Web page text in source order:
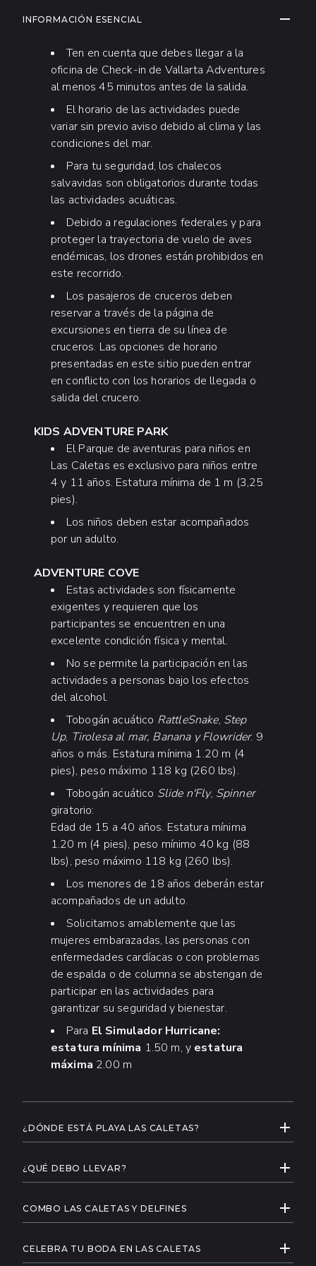
padres o tutor. Sujeto a disponibilidad.
APRENDE A BUCEAR
Descubre el buceo en Las Caletas
por PADI. Disfruta de una inmersión
introductoria en las cálidas aguas de Las
Caletas, perfecta para quienes desean ver el
mundo submarino por primera vez.
Por solo $49 USD -Contáctanoso
llámanos al322-226-8413
Si quieres sentirte más cómodo bajo el agua,
prueba primero unasesión de alberca PADI
para aprender los conceptos básicos en el
entorno controlado de la alberca.
Edad mínima: 10 años
actividades reservando con anticipación en
Check-in, durante el recorrido en barco o a
través de nuestro Concierge en Las Caletas.
*Todas las actividades están sujetas a
disponibilidad y condiciones climáticas.
INFORMACIÓN ADICIONAL
INFORMACIÓN ESENCIAL
Ten en cuenta que debes llegar a la
oficina de Check-in de Vallarta Adventures
al menos 45 minutos antes de la salida.
El horario de las actividades puede
variar sin previo aviso debido al clima y las
condiciones del mar.
Para tu seguridad, los chalecos
salvavidas son obligatorios durante todas
las actividades acuáticas.
Debido a regulaciones federales y para
proteger la trayectoria de vuelo de aves
endémicas, los drones están prohibidos en
este recorrido.
Los pasajeros de cruceros deben
reservar a través de la página de
excursiones en tierra de su línea de
cruceros. Las opciones de horario
presentadas en este sitio pueden entrar
en conflicto con los horarios de llegada o
salida del crucero.
KIDS ADVENTURE PARK
El Parque de aventuras para niños en
Las Caletas es exclusivo para niños entre
4 y 11 años. Estatura mínima de 1 m (3,25
pies).
Los niños deben estar acompañados
por un adulto.
ADVENTURE COVE
Estas actividades son físicamente
exigentes y requieren que los
participantes se encuentren en una
excelente condición física y mental.
No se permite la participación en las
actividades a personas bajo los efectos
del alcohol.
Tobogán acuático RattleSnake, Step
Up, Tirolesa al mar, Banana y Flowrider: 9
años o más. Estatura mínima 1.20 m (4
pies), peso máximo 118 kg (260 lbs).
Tobogán acuático Slide n'Fly, Spinner
giratorio:
Edad de 15 a 40 años. Estatura mínima
1.20 m (4 pies), peso mínimo 40 kg (88
lbs), peso máximo 118 kg (260 lbs).
Los menores de 18 años deberán estar
acompañados de un adulto.
Solicitamos amablemente que las
mujeres embarazadas, las personas con
enfermedades cardíacas o con problemas
de espalda o de columna se abstengan de
participar en las actividades para
garantizar su seguridad y bienestar.
Para El Simulador Hurricane:
estatura mínima 1.50 m, y estatura
máxima 2.00 m
¿DÓNDE ESTÁ PLAYA LAS CALETAS?
Puerto Vallarta a lo largo de la exuberante costa
sur de la bahía, Las Caletas es un refugio costero
protegido enmarcado por montañas cubiertas de
selva y abundante vida silvestre. Aunque no es
sensación de descubrir un mundo secreto:
¿QUÉ DEBO LLEVAR?
y toalla
repelente de insectos
COMBO LAS CALETAS Y DELFINES
podrás disfrutar de todas las maravillosas
CELEBRA TU BODA EN LAS CALETAS